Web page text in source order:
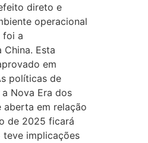
direto e
operacional
foi a
Esta
em
políticas de
Nova Era dos
aberta em relação
de 2025 ficará
teve implicações